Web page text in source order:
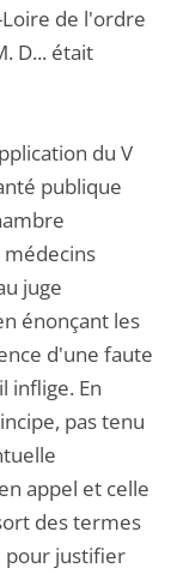
de l'ordre
D... était
du V
publique
juge
énonçant les
d'une faute
inflige. En
pas tenu
appel et celle
des termes
pour justifier